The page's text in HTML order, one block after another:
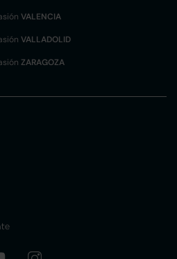
VALENCIA
VALLADOLID
ZARAGOZA